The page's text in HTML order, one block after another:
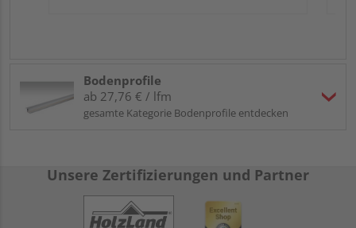
Bodenprofile
ab 27,76 € / lfm
gesamte Kategorie Bodenprofile entdecken
Unsere Zertifizierungen und Partner